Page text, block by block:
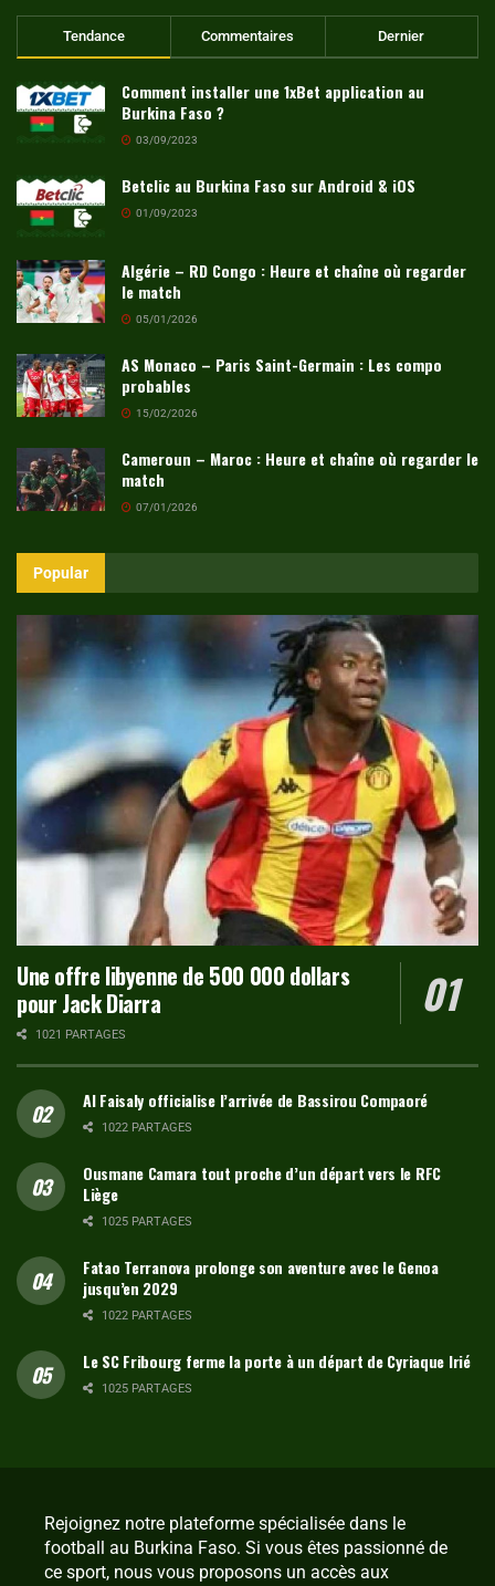
Tendance Commentaires Dernier
Comment installer une 1xBet application au
Burkina Faso ?
03/09/2023
Betclic au Burkina Faso sur Android & iOS
01/09/2023
Algérie – RD Congo : Heure et chaîne où regarder
le match
05/01/2026
AS Monaco – Paris Saint-Germain : Les compo
probables
15/02/2026
Cameroun – Maroc : Heure et chaîne où regarder le
match
07/01/2026
Popular
Une offre libyenne de 500 000 dollars
pour Jack Diarra
1021 PARTAGES
Al Faisaly officialise l’arrivée de Bassirou Compaoré
1022 PARTAGES
Ousmane Camara tout proche d’un départ vers le RFC
Liège
1025 PARTAGES
Fatao Terranova prolonge son aventure avec le Genoa
jusqu’en 2029
1022 PARTAGES
Le SC Fribourg ferme la porte à un départ de Cyriaque Irié
1025 PARTAGES
Rejoignez notre plateforme spécialisée dans le
football au Burkina Faso. Si vous êtes passionné de
ce sport, nous vous proposons un accès aux